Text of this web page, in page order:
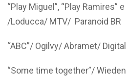
“Play Miguel”, “Play Ramires” e
/Loducca/ MTV/ Paranoid BR
“ABC”/ Ogilvy/ Abramet/ Digital
“Some time together”/